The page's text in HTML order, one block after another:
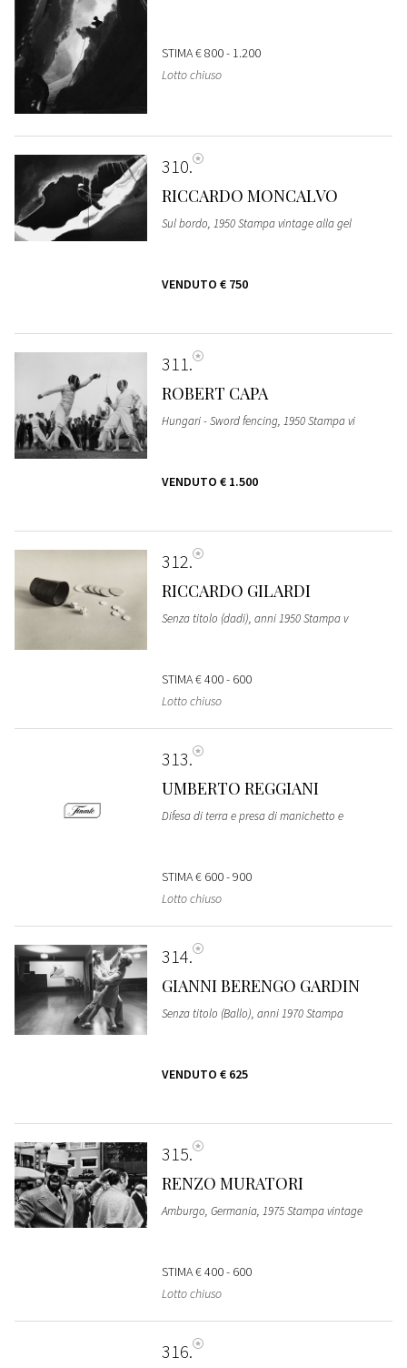
STIMA€ 800 - 1.200
Lotto chiuso
310
RICCARDO MONCALVO
Sul bordo, 1950 Stampa vintage alla gel
VENDUTO € 750
311
ROBERT CAPA
Hungari - Sword fencing, 1950 Stampa vi
VENDUTO € 1.500
312
RICCARDO GILARDI
Senza titolo (dadi), anni 1950 Stampa v
STIMA€ 400 - 600
Lotto chiuso
313
UMBERTO REGGIANI
Difesa di terra e presa di manichetto e
STIMA€ 600 - 900
Lotto chiuso
314
GIANNI BERENGO GARDIN
Senza titolo (Ballo), anni 1970 Stampa
VENDUTO € 625
315
RENZO MURATORI
Amburgo, Germania, 1975 Stampa vintage
STIMA€ 400 - 600
Lotto chiuso
316